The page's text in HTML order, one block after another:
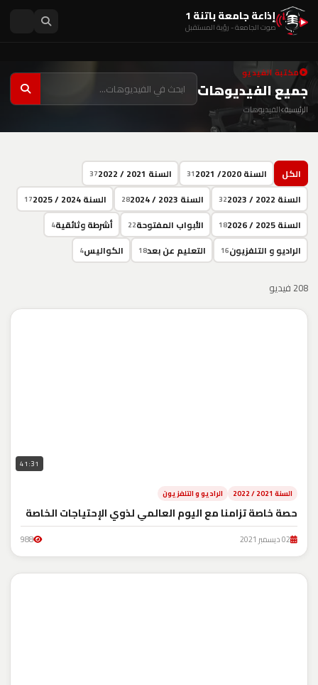
إذاعة جامعة باتنة 1
صوت الجامعة - رؤية المستقبل
مكتبة الفيديو
جميع الفيديوهات
الرئيسية الفيديوهات
الكل السنة 2020/ 2021 31 السنة 2021 / 2022 37
السنة 2022 / 2023 32 السنة 2023 / 2024 28 السنة 2024 / 2025 17
السنة 2025 / 2026 18 الأبواب المفتوحة22 أشرطة وثائقية4
الراديو و التلفزيون16 التعليم عن بعد18 الكواليس4
208 فيديو
41:31
السنة 2021 / 2022 الراديو و التلفزيون
حصة خاصة تزامنا مع اليوم العالمي لذوي الإحتياجات الخاصة
02 ديسمبر 2021 988